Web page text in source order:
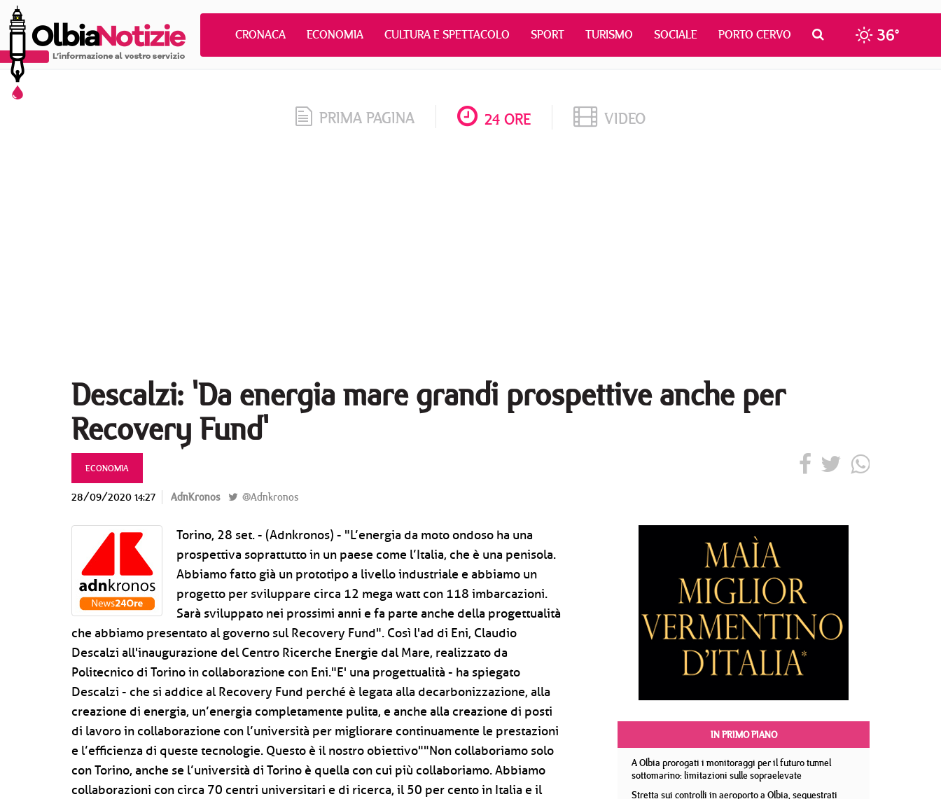
CRONACA ECONOMIA CULTURA E SPETTACOLO SPORT TURISMO SOCIALE PORTO CERVO 36°
PRIMA PAGINA 24 ORE VIDEO
Descalzi: 'Da energia mare grandi prospettive anche per
Recovery Fund'
ECONOMIA
28/09/2020 14:27 AdnKronos @Adnkronos
Torino, 28 set. - (Adnkronos) - "L’energia da moto ondoso ha una
prospettiva soprattutto in un paese come l’Italia, che è una penisola.
Abbiamo fatto già un prototipo a livello industriale e abbiamo un
progetto per sviluppare circa 12 mega watt con 118 imbarcazioni.
Sarà sviluppato nei prossimi anni e fa parte anche della progettualità
che abbiamo presentato al governo sul Recovery Fund". Così l'ad di Eni, Claudio
Descalzi all'inaugurazione del Centro Ricerche Energie dal Mare, realizzato da
Politecnico di Torino in collaborazione con Eni."E' una progettualità - ha spiegato
Descalzi - che si addice al Recovery Fund perché è legata alla decarbonizzazione, alla
creazione di energia, un’energia completamente pulita, e anche alla creazione di posti
di lavoro in collaborazione con l’università per migliorare continuamente le prestazioni
e l’efficienza di queste tecnologie. Questo è il nostro obiettivo""Non collaboriamo solo
con Torino, anche se l’università di Torino è quella con cui più collaboriamo. Abbiamo
collaborazioni con circa 70 centri universitari e di ricerca, il 50 per cento in Italia e il
IN PRIMO PIANO
A Olbia prorogati i monitoraggi per il futuro tunnel
sottomarino: limitazioni sulle sopraelevate
Stretta sui controlli in aeroporto a Olbia, sequestrati